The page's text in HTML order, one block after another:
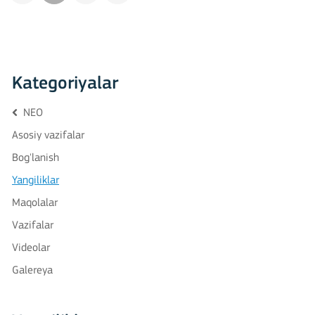
Kategoriyalar
NEO
Asosiy vazifalar
Bog'lanish
Yangiliklar
Maqolalar
Vazifalar
Videolar
Galereya